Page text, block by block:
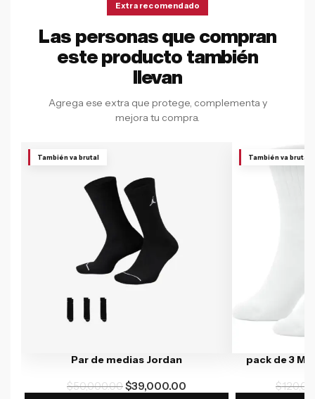
Extra recomendado
Las personas que compran
este producto también
llevan
Agrega ese extra que protege, complementa y
mejora tu compra.
También va brutal
Par de medias Jordan
$50,000.00$39,000.00
También va brutal
pack de 3
$